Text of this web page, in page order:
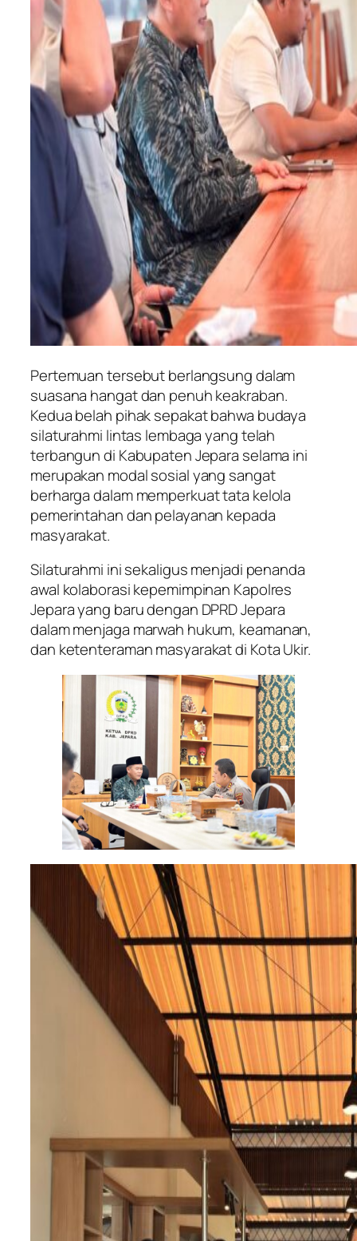
Pertemuan tersebut berlangsung dalam
suasana hangat dan penuh keakraban.
Kedua belah pihak sepakat bahwa budaya
silaturahmi lintas lembaga yang telah
terbangun di Kabupaten Jepara selama ini
merupakan modal sosial yang sangat
berharga dalam memperkuat tata kelola
pemerintahan dan pelayanan kepada
masyarakat.
Silaturahmi ini sekaligus menjadi penanda
awal kolaborasi kepemimpinan Kapolres
Jepara yang baru dengan DPRD Jepara
dalam menjaga marwah hukum, keamanan,
dan ketenteraman masyarakat di Kota Ukir.